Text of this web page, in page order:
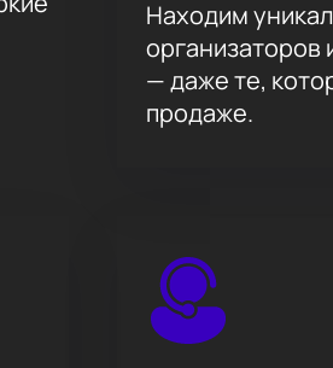
Находим
организаторов
— даже те,
продаже.